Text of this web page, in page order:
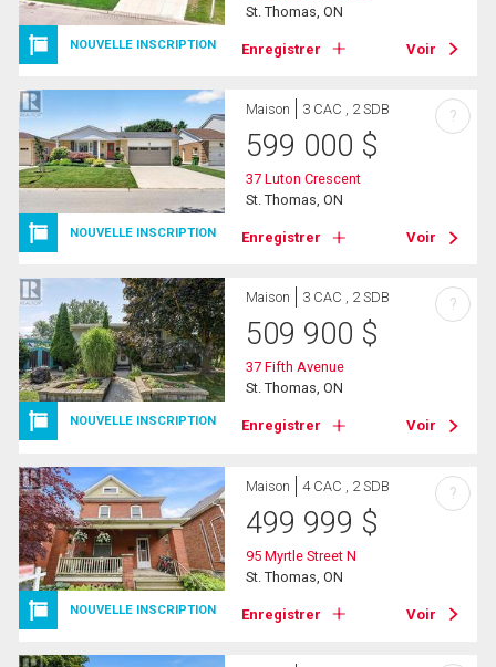
NOUVELLE INSCRIPTION
St. Thomas, ON
Enregistrer Voir
NOUVELLE INSCRIPTION
Maison 3 CAC , 2 SDB
599 000 $
37 Luton Crescent
St. Thomas, ON
Enregistrer Voir
?
NOUVELLE INSCRIPTION
Maison 3 CAC , 2 SDB
509 900 $
37 Fifth Avenue
St. Thomas, ON
Enregistrer Voir
?
NOUVELLE INSCRIPTION
Maison 4 CAC , 2 SDB
499 999 $
95 Myrtle Street N
St. Thomas, ON
Enregistrer Voir
?